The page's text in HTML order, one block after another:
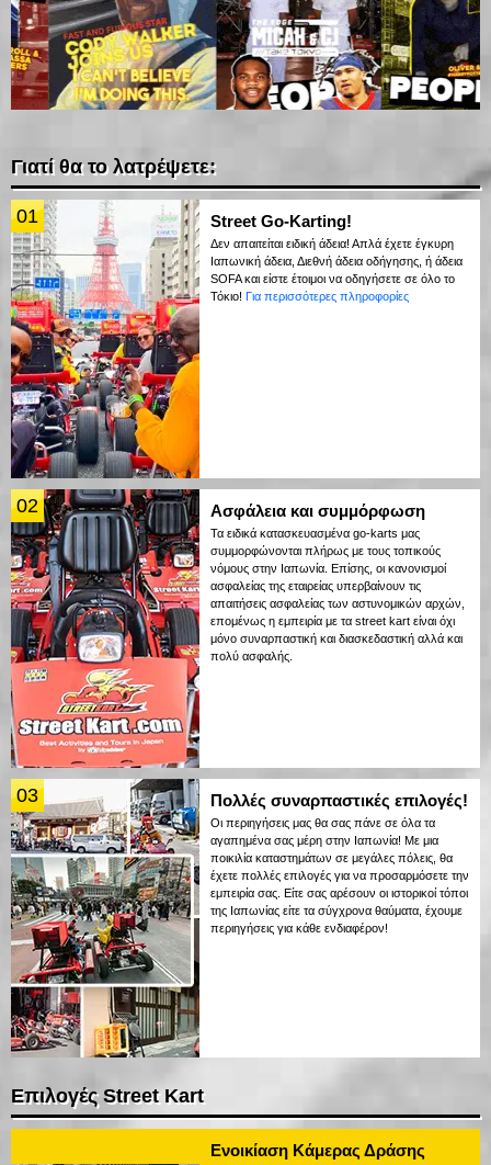
Γιατί θα το λατρέψετε:
01 Street Go-Karting!
Δεν απαιτείται ειδική άδεια! Απλά έχετε έγκυρη
Ιαπωνική άδεια, Διεθνή άδεια οδήγησης, ή άδεια
SOFA και είστε έτοιμοι να οδηγήσετε σε όλο το
Τόκιο! Για περισσότερες πληροφορίες
02 Ασφάλεια και συμμόρφωση
Τα ειδικά κατασκευασμένα go-karts μας
συμμορφώνονται πλήρως με τους τοπικούς
νόμους στην Ιαπωνία. Επίσης, οι κανονισμοί
ασφαλείας της εταιρείας υπερβαίνουν τις
απαιτήσεις ασφαλείας των αστυνομικών αρχών,
επομένως η εμπειρία με τα street kart είναι όχι
μόνο συναρπαστική και διασκεδαστική αλλά και
πολύ ασφαλής.
03 Πολλές συναρπαστικές επιλογές!
Οι περιηγήσεις μας θα σας πάνε σε όλα τα
αγαπημένα σας μέρη στην Ιαπωνία! Με μια
ποικιλία καταστημάτων σε μεγάλες πόλεις, θα
έχετε πολλές επιλογές για να προσαρμόσετε την
εμπειρία σας. Είτε σας αρέσουν οι ιστορικοί τόποι
της Ιαπωνίας είτε τα σύγχρονα θαύματα, έχουμε
περιηγήσεις για κάθε ενδιαφέρον!
Επιλογές Street Kart
Ενοικίαση Κάμερας Δράσης